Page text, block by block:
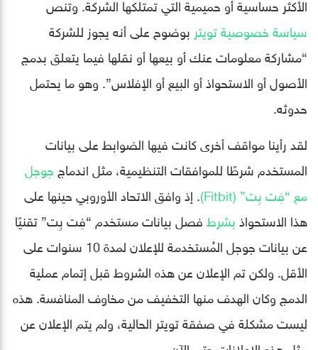
سياسة خصوصية تويتر بوضوح على أنه يجوز للشركة
“مشاركة معلومات عنك أو بيعها أو نقلها فيما يتعلق بدمج
الأصول أو الاستحواذ أو البيع أو الإفلاس”. وهو ما يحتمل
حدوثه.
لقد رأينا مواقف أخرى كانت فيها الضوابط على بيانات
المستخدم شرطًا للموافقات التنظيمية، مثل اندماج جوجل
مع “فِت بِت” (Fitbit)
. إذ وافق الاتحاد الأوروبي حينها على
هذا الاستحواذبشرطفصل بيانات مستخدم “فِت بِت” تقنيًا
عن بيانات جوجل المُستخدمة للإعلان لمدة 10 سنوات على
الأقل. ولكن تم الإعلان عن هذه الشروط قبل إتمام عملية
الدمج وكان الهدف منها التخفيف من مخاوف المنافسة. هذه
ليست مشكلة في صفقة تويتر الحالية، ولم يتم الإعلان عن